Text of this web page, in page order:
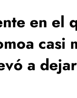
en el
casi
a